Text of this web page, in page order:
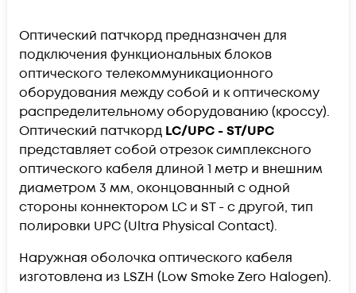
Оптический патчкорд предназначен для
подключения функциональных блоков
оптического телекоммуникационного
оборудования между собой и к оптическому
распределительному оборудованию (кроссу).
Оптический патчкорд LC/UPC - ST/UPC
представляет собой отрезок симплексного
оптического кабеля длиной 1 метр и внешним
диаметром 3 мм, оконцованный с одной
стороны коннектором LC и ST - с другой, тип
полировки UPC (Ultra Physical Contact).
Наружная оболочка оптического кабеля
изготовлена из LSZH (Low Smoke Zero Halogen).